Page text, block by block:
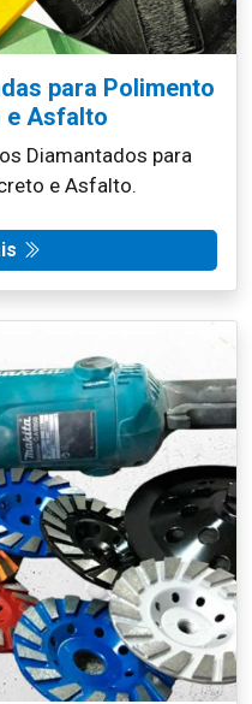
para Polimento
e Asfalto
e Asfalto.